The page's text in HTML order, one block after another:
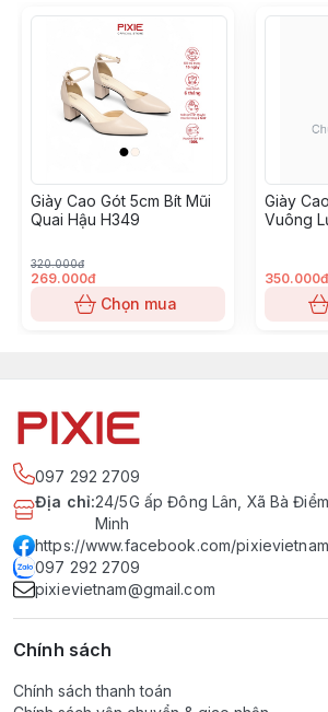
Giày Cao Gót 5cm Bít Mũi
Quai Hậu H349
320.000đ
269.000đ
Chọn mua
Giày
Vuông
350.000đ
097 292 2709
Địa chỉ:24/5G ấp Đông Lân, Xã Bà
Minh
https://www.facebook.com/pixievietnam
097 292 2709
pixievietnam@gmail.com
Chính sách
Chính sách thanh toán